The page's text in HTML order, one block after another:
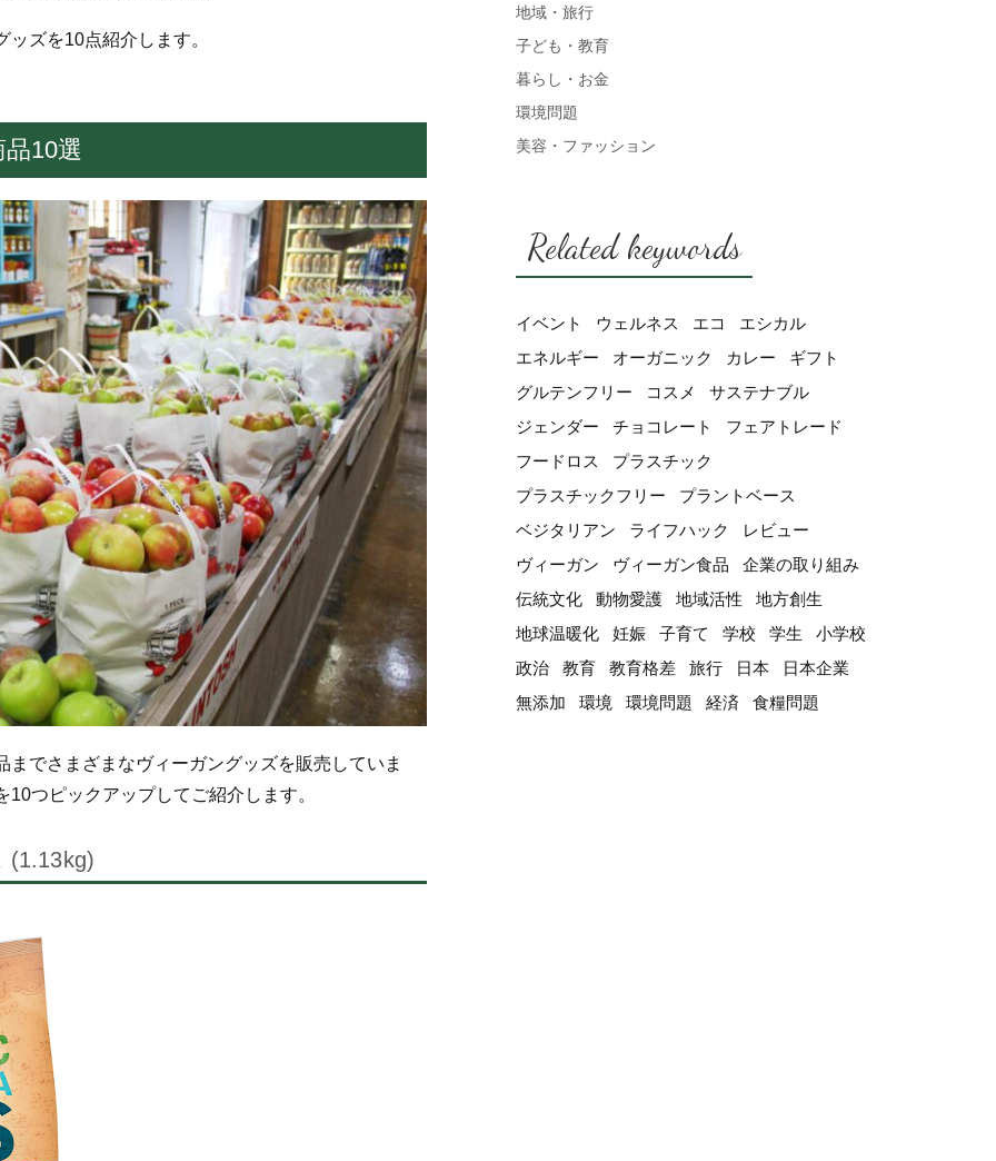
ズを10点紹介します。
10選
でさまざまなヴィーガングッズを販売していま
つピックアップしてご紹介します。
(1.13kg)
地域・旅行
子ども・教育
暮らし・お金
環境問題
美容・ファッション
Related keywords
イベント ウェルネス エコ
エシカル
エネルギー
オーガニック カレー
ギフト
グルテンフリー
コスメ
サステナブル
ジェンダー
チョコレート
フェアトレード
フードロス
プラスチック
プラスチックフリー
プラントベース
ベジタリアン
ライフハック
レビュー
ヴィーガン
ヴィーガン食品
企業の取り組み
伝統文化
動物愛護 地域活性
地方創生
地球温暖化
妊娠 子育て 学校 学生
小学校
政治
教育 教育格差 旅行 日本
日本企業
無添加
環境 環境問題 経済 食糧問題